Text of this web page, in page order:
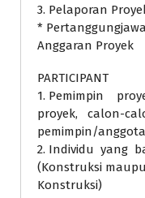
3. Pelaporan
*
Anggaran Proyek
PARTICIPANT
1. Pemimpin
proyek, calon-
pemimpin/
2. Individu yang
(Konstruksi
Konstruksi)